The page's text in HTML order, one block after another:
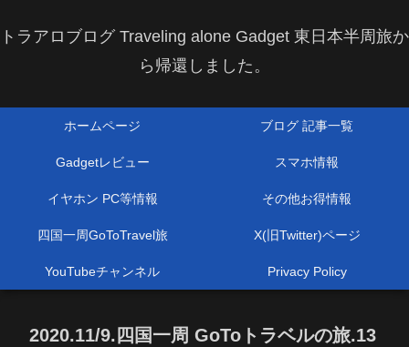
トラアロブログ Traveling alone Gadget 東日本半周旅か
ら帰還しました。
ホームページ ブログ 記事一覧
Gadgetレビュー スマホ情報
イヤホン PC等情報 その他お得情報
四国一周GoToTravel旅 X(旧Twitter)ページ
YouTubeチャンネル Privacy Policy
2020.11/9.四国一周 GoToトラベルの旅.13